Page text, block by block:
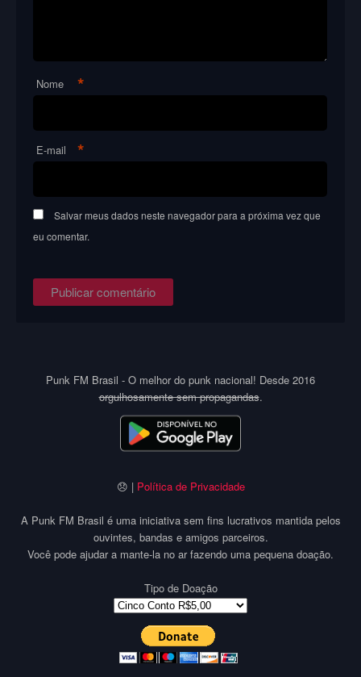
Nome *
E-mail *
Salvar meus dados neste navegador para a próxima vez que
eu comentar.
Punk FM Brasil - O melhor do punk nacional! Desde 2016
orgulhosamente sem propagandas.
😞 | Política de Privacidade
A Punk FM Brasil é uma iniciativa sem fins lucrativos mantida pelos
ouvintes, bandas e amigos parceiros.
Você pode ajudar a mante-la no ar fazendo uma pequena doação.
Tipo de Doação